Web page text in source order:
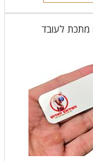
לעובד